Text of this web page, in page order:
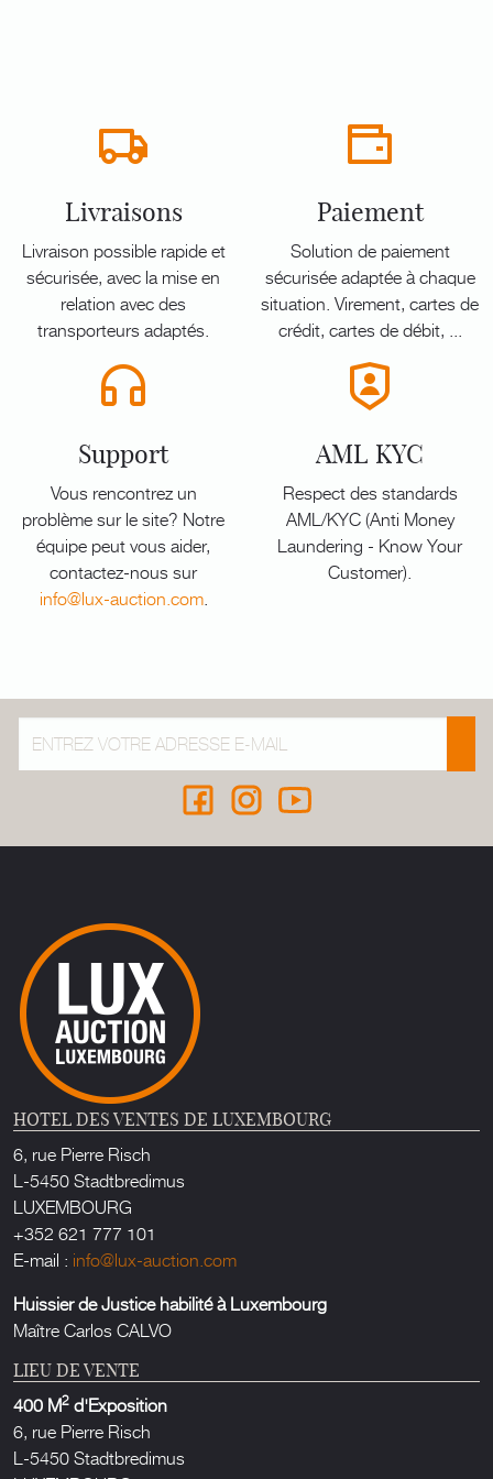
Livraisons
Livraison possible rapide et
sécurisée, avec la mise en
relation avec des
transporteurs adaptés.
Paiement
Solution de paiement
sécurisée adaptée à chaque
situation. Virement, cartes de
crédit, cartes de débit, ...
Support
Vous rencontrez un
problème sur le site? Notre
équipe peut vous aider,
contactez-nous sur
info@lux-auction.com.
AML KYC
Respect des standards
AML/KYC (Anti Money
Laundering - Know Your
Customer).
HOTEL DES VENTES DE LUXEMBOURG
6, rue Pierre Risch
L-5450 Stadtbredimus
LUXEMBOURG
+352 621 777 101
E-mail : info@lux-auction.com
Huissier de Justice habilité à Luxembourg
Maître Carlos CALVO
LIEU DE VENTE
400 M2 d'Exposition
6, rue Pierre Risch
L-5450 Stadtbredimus